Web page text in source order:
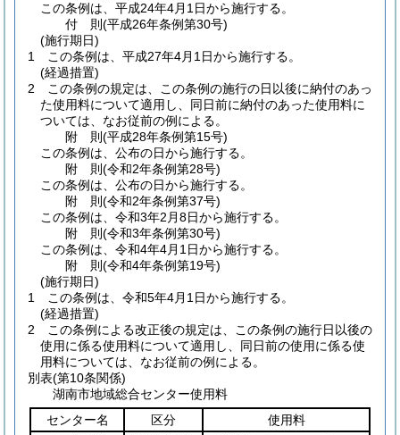
この条例は、平成24年4月1日から施行する。
付 則(平成26年条例第30号)
(施行期日)
1
この条例は、平成27年4月1日から施行する。
(経過措置)
2
この条例の規定は、この条例の施行の日以後に納付のあっ
た使用料について適用し、同日前に納付のあった使用料に
ついては、なお従前の例による。
附 則(平成28年条例第15号)
この条例は、公布の日から施行する。
附 則(令和2年条例第28号)
この条例は、公布の日から施行する。
附 則(令和2年条例第37号)
この条例は、令和3年2月8日から施行する。
附 則(令和3年条例第30号)
この条例は、令和4年4月1日から施行する。
附 則(令和4年条例第19号)
(施行期日)
1
この条例は、令和5年4月1日から施行する。
(経過措置)
2
この条例による改正後の規定は、この条例の施行日以後の
使用に係る使用料について適用し、同日前の使用に係る使
用料については、なお従前の例による。
別表(第10条関係)
湖南市地域総合センター使用料
センター名
区分
使用料